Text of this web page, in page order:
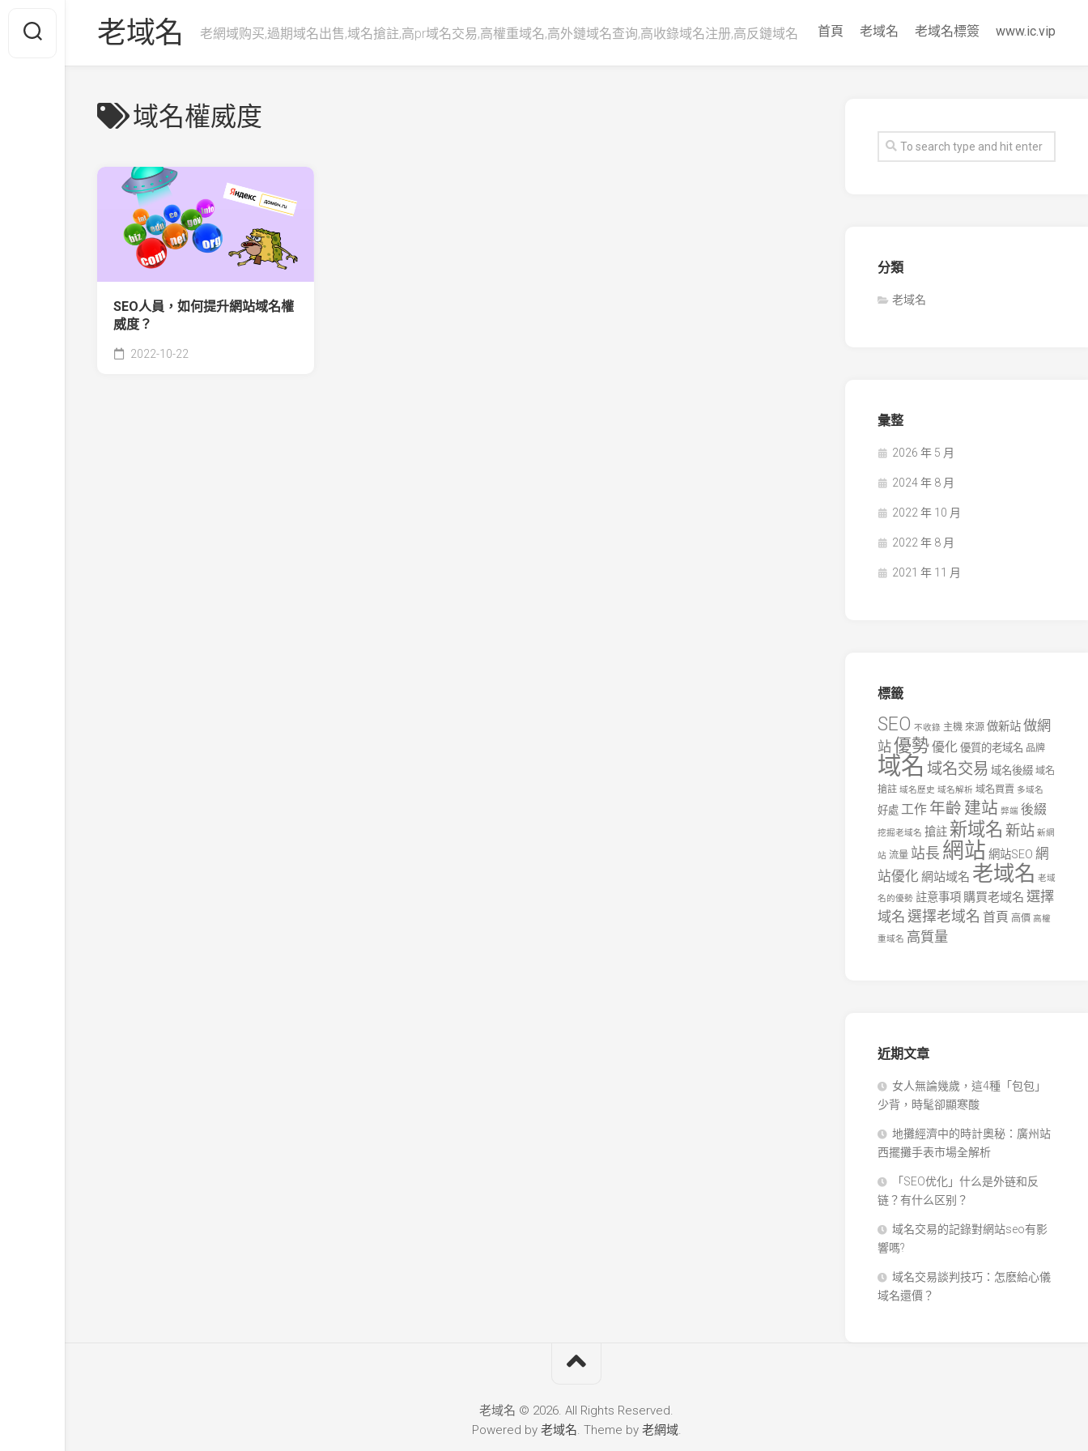
content
老域名 老網域购买,過期域名出售,域名搶註,高pr域名交易,高權重域名,高外鏈域名查询,高收錄域名注册,高反鏈域名 首頁 老域名 老域名標簽 www.ic.vip
域名權威度
SEO人員，如何提升網站域名權
威度？
2022-10-22
分類
老域名
彙整
2026 年 5 月
2024 年 8 月
2022 年 10 月
2022 年 8 月
2021 年 11 月
標籤
SEO 不收錄 主機 來源 做新站做網
站優勢優化 優質的老域名 品牌
域名 域名交易 域名後綴 域名
搶註 域名歷史 域名解析 域名買賣 多域名
好處 工作 年齡 建站 弊端 後綴
挖掘老域名 搶註 新域名 新站 新網
站 流量 站長 網站 網站SEO 網
站優化 網站域名 老域名 老域
名的優勢 註意事項 購買老域名 選擇
域名 選擇老域名 首頁 高價 高權
重域名 高質量
近期文章
女人無論幾歲，這4種「包包」
少背，時髦卻顯寒酸
地攤經濟中的時計奧秘：廣州站
西擺攤手表市場全解析
「SEO优化」什么是外链和反
链？有什么区别？
域名交易的記錄對網站seo有影
響嗎?
域名交易談判技巧：怎麽給心儀
域名還價？
老域名 © 2026. All Rights Reserved.
Powered by 老域名. Theme by 老網域.